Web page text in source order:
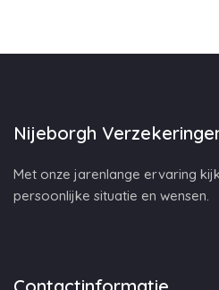
Nijeborgh
Met onze jarenlange ervaring
persoonlijke situatie en wensen.